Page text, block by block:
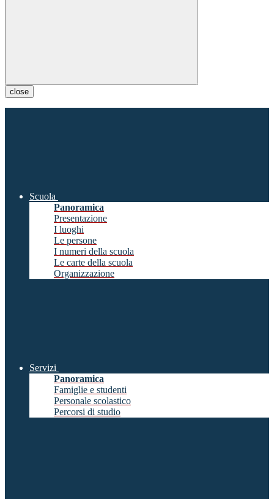
close
Scuola
Panoramica
Presentazione
I luoghi
Le persone
I numeri della scuola
Le carte della scuola
Organizzazione
Servizi
Panoramica
Famiglie e studenti
Personale scolastico
Percorsi di studio